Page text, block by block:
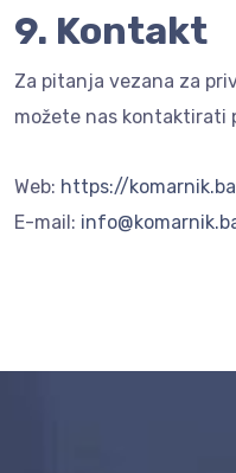
9. Kontakt
Za pitanja vezana za
možete nas kontaktirati
Web: https://komarnik.ba
E-mail: